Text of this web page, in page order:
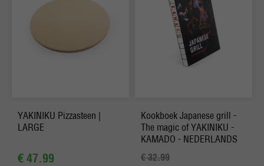
YAKINIKU Pizzasteen |
LARGE
€ 47.99
Kookboek Japanese grill -
The magic of YAKINIKU -
KAMADO - NEDERLANDS
€ 32.99